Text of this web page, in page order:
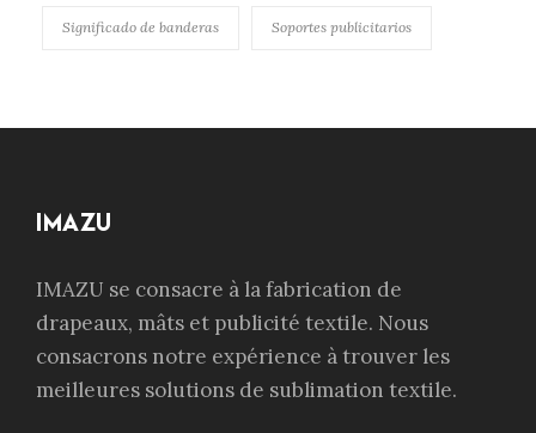
Significado de banderas Soportes publicitarios
IMAZU
IMAZU se consacre à la fabrication de
drapeaux, mâts et publicité textile. Nous
consacrons notre expérience à trouver les
meilleures solutions de sublimation textile.